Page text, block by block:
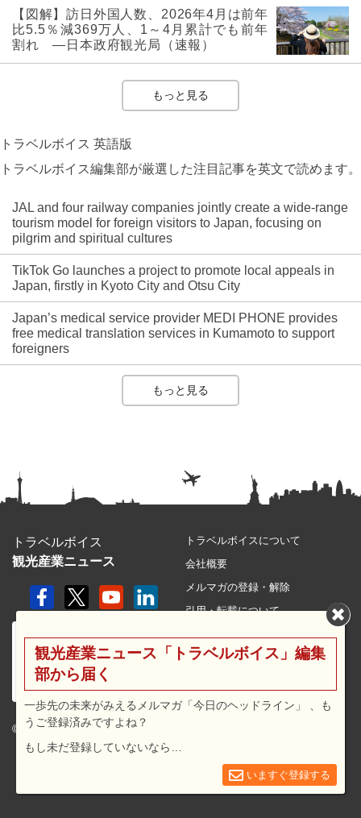
【図解】訪日外国人数、2026年4月は前年
比5.5％減369万人、1～4月累計でも前年
割れ ―日本政府観光局（速報）
もっと見る
トラベルボイス 英語版
トラベルボイス編集部が厳選した注目記事を英文で読めます。
JAL and four railway companies jointly create a wide-range
tourism model for foreign visitors to Japan, focusing on
pilgrim and spiritual cultures
TikTok Go launches a project to promote local appeals in
Japan, firstly in Kyoto City and Otsu City
Japan’s medical service provider MEDI PHONE provides
free medical translation services in Kumamoto to support
foreigners
もっと見る
トラベルボイス
観光産業ニュース
© 2026 travel voice.
トラベルボイスについて
会社概要
メルマガの登録・解除
引用・転載について
利用規約
広告メニュー・料金
観光産業ニュース「トラベルボイス」編集
部から届く
一歩先の未来がみえるメルマガ「今日のヘッドライン」 、も
うご登録済みですよね？
もし未だ登録していないなら…
いますぐ登録する